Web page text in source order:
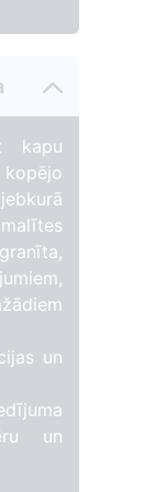
kapu
un
un